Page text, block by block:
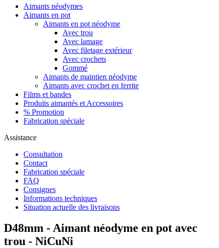
Aimants néodymes
Aimants en pot
Aimants en pot néodyme
Avec trou
Avec lamage
Avec filetage extérieur
Avec crochets
Gommé
Aimants de maintien néodyme
Aimants avec crochet en ferrite
Films et bandes
Produits aimantés et Accessoires
% Promotion
Fabrication spéciale
Assistance
Consultation
Contact
Fabrication spéciale
FAQ
Consignes
Informations techniques
Situation actuelle des livraisons
D48mm - Aimant néodyme en pot avec
trou - NiCuNi